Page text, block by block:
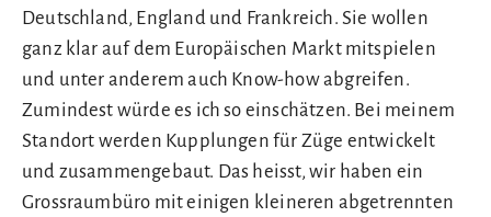
Deutschland, England und Frankreich. Sie wollen
ganz klar auf dem Europäischen Markt mitspielen
und unter anderem auch Know-how abgreifen.
Zumindest würde es ich so einschätzen. Bei meinem
Standort werden Kupplungen für Züge entwickelt
und zusammengebaut. Das heisst, wir haben ein
Grossraumbüro mit einigen kleineren abgetrennten